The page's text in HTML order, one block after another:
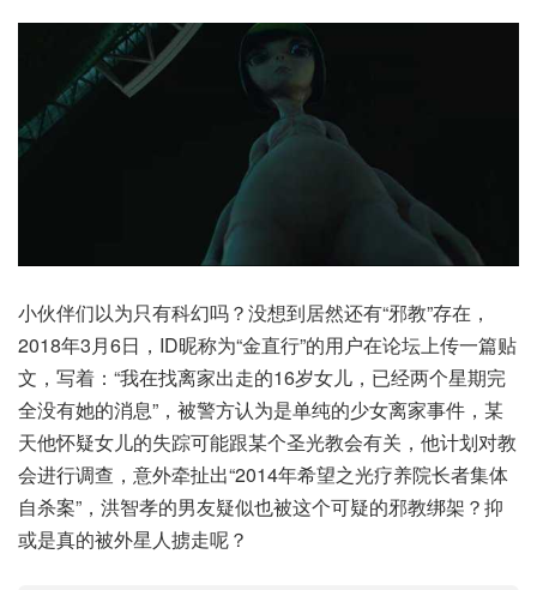
小伙伴们以为只有科幻吗？没想到居然还有“邪教”存在，
2018年3月6日，ID昵称为“金直行”的用户在论坛上传一篇贴
文，写着：“我在找离家出走的16岁女儿，已经两个星期完
全没有她的消息”，被警方认为是单纯的少女离家事件，某
天他怀疑女儿的失踪可能跟某个圣光教会有关，他计划对教
会进行调查，意外牵扯出“2014年希望之光疗养院长者集体
自杀案”，洪智孝的男友疑似也被这个可疑的邪教绑架？抑
或是真的被外星人掳走呢？